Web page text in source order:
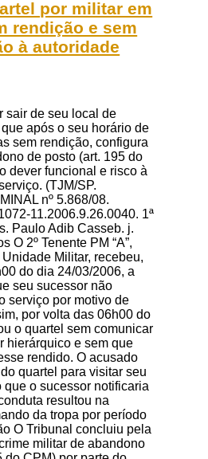
por militar em
rendição e sem
à autoridade
sair de seu local de
após o seu horário de
sem rendição, configura
de posto (art. 195 do
dever funcional e risco à
(TJM/SP.
nº 5.868/08.
11.2006.9.26.0040. 1ª
Paulo Adib Casseb. j.
O 2º Tenente PM “A”,
Militar, recebeu,
do dia 24/03/2006, a
seu sucessor não
serviço por motivo de
por volta das 06h00 do
o quartel sem comunicar
hierárquico e sem que
rendido. O acusado
quartel para visitar seu
que o sucessor notificaria
resultou na
da tropa por período
O Tribunal concluiu pela
militar de abandono